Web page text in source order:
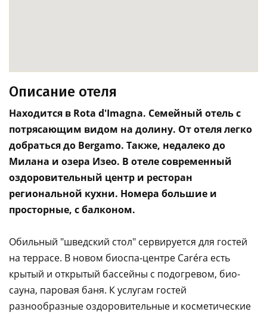
Описание отеля
Находится в Rota d'Imagna. Семейный отель с
потрясающим видом на долину. От отеля легко
добраться до Bergamo. Также, недалеко до
Милана и озера Изео. В отеле современный
оздоровительный центр и ресторан
региональной кухни. Номера большие и
просторные, с балконом.
Обильный "шведский стол" сервируется для гостей
на террасе. В новом биоспа-центре Caréra есть
крытый и открытый бассейны с подогревом, био-
сауна, паровая баня. К услугам гостей
разнообразные оздоровительные и косметические